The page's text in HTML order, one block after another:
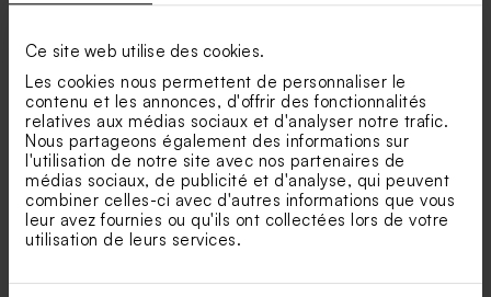
Ce site web utilise des cookies.
Les cookies nous permettent de personnaliser le
contenu et les annonces, d'offrir des fonctionnalités
relatives aux médias sociaux et d'analyser notre trafic.
Nous partageons également des informations sur
l'utilisation de notre site avec nos partenaires de
médias sociaux, de publicité et d'analyse, qui peuvent
combiner celles-ci avec d'autres informations que vous
leur avez fournies ou qu'ils ont collectées lors de votre
utilisation de leurs services.
Dragées mariage nude 1 kg (±
240 ex)
Savon artisanal mariage
rose clair - gravure prénoms
- hibiscus
Carton réponse mariage
minimaliste et dorure
Carton d’invitation mariage
Amour pour toujours